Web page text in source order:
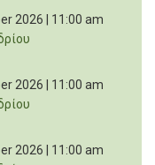
2026 | 11:00 am
2026 | 11:00 am
2026 | 11:00 am